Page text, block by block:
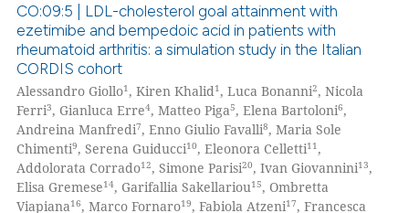
Citing Publications
Supporting
Mentioning
Contrasting
CO:09:5 | LDL-cholesterol goal attainment with
ezetimibe and bempedoic acid in patients with
rheumatoid arthritis: a simulation study in the Italian
CORDIS cohort
Alessandro Giollo1, Kiren Khalid1, Luca Bonanni2, Nicola
Ferri3, Gianluca Erre4, Matteo Piga5, Elena Bartoloni6,
Andreina Manfredi7, Enno Giulio Favalli8, Maria Sole
Chimenti9, Serena Guiducci10, Eleonora Celletti11,
Addolorata Corrado12, Simone Parisi20, Ivan Giovannini13,
Elisa Gremese14, Garifallia Sakellariou15, Ombretta
Viapiana16, Marco Fornaro19, Fabiola Atzeni17, Francesca